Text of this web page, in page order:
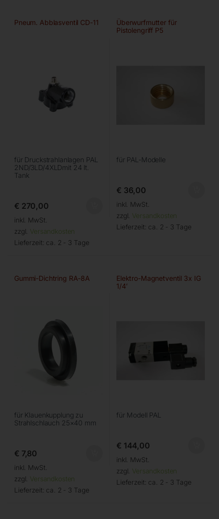
Pneum. Abblasventil CD-11
für Druckstrahlanlagen PAL
2ND/3LD/4XLDmit 24 lt.
Tank
€ 270,00
inkl. MwSt.
zzgl. Versandkosten
Lieferzeit: ca. 2 - 3 Tage
Überwurfmutter für
Pistolengriff P5
für PAL-Modelle
€ 36,00
inkl. MwSt.
zzgl. Versandkosten
Lieferzeit: ca. 2 - 3 Tage
Gummi-Dichtring RA-8A
für Klauenkupplung zu
Strahlschlauch 25×40 mm
€ 7,80
inkl. MwSt.
zzgl. Versandkosten
Lieferzeit: ca. 2 - 3 Tage
Elektro-Magnetventil 3x IG
1/4′
für Modell PAL
€ 144,00
inkl. MwSt.
zzgl. Versandkosten
Lieferzeit: ca. 2 - 3 Tage